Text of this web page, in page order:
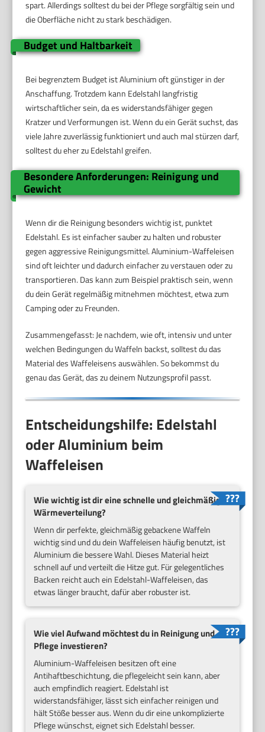
spart. Allerdings solltest du bei der Pflege sorgfältig sein und
die Oberfläche nicht zu stark beschädigen.
Budget und Haltbarkeit
Bei begrenztem Budget ist Aluminium oft günstiger in der
Anschaffung. Trotzdem kann Edelstahl langfristig
wirtschaftlicher sein, da es widerstandsfähiger gegen
Kratzer und Verformungen ist. Wenn du ein Gerät suchst, das
viele Jahre zuverlässig funktioniert und auch mal stürzen darf,
solltest du eher zu Edelstahl greifen.
Besondere Anforderungen: Reinigung und
Gewicht
Wenn dir die Reinigung besonders wichtig ist, punktet
Edelstahl. Es ist einfacher sauber zu halten und robuster
gegen aggressive Reinigungsmittel. Aluminium-Waffeleisen
sind oft leichter und dadurch einfacher zu verstauen oder zu
transportieren. Das kann zum Beispiel praktisch sein, wenn
du dein Gerät regelmäßig mitnehmen möchtest, etwa zum
Camping oder zu Freunden.
Zusammengefasst: Je nachdem, wie oft, intensiv und unter
welchen Bedingungen du Waffeln backst, solltest du das
Material des Waffeleisens auswählen. So bekommst du
genau das Gerät, das zu deinem Nutzungsprofil passt.
Entscheidungshilfe: Edelstahl
oder Aluminium beim
Waffeleisen
Wie wichtig ist dir eine schnelle und gleichmäßige
Wärmeverteilung?
Wenn dir perfekte, gleichmäßig gebackene Waffeln
wichtig sind und du dein Waffeleisen häufig benutzt, ist
Aluminium die bessere Wahl. Dieses Material heizt
schnell auf und verteilt die Hitze gut. Für gelegentliches
Backen reicht auch ein Edelstahl-Waffeleisen, das
etwas länger braucht, dafür aber robuster ist.
Wie viel Aufwand möchtest du in Reinigung und
Pflege investieren?
Aluminium-Waffeleisen besitzen oft eine
Antihaftbeschichtung, die pflegeleicht sein kann, aber
auch empfindlich reagiert. Edelstahl ist
widerstandsfähiger, lässt sich einfacher reinigen und
hält Stöße besser aus. Wenn du dir eine unkomplizierte
Pflege wünschst, eignet sich Edelstahl besser.